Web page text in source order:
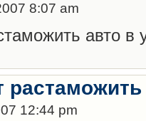
8:07 am
авто в
растаможить
12:44 pm